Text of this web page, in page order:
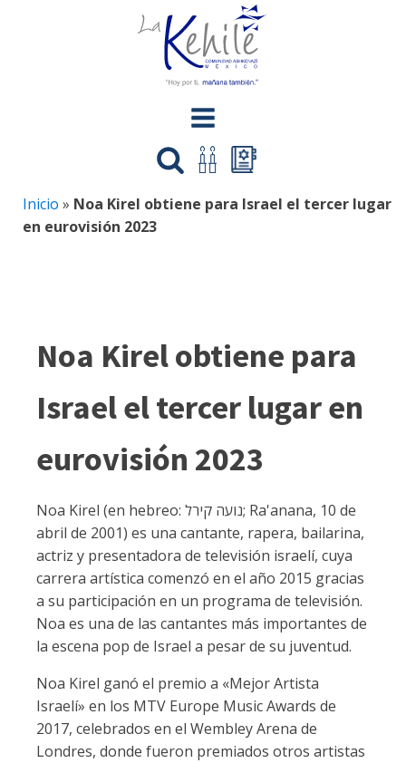
Inicio » Noa Kirel obtiene para Israel el tercer lugar
en eurovisión 2023
Noa Kirel obtiene para
Israel el tercer lugar en
eurovisión 2023
Noa Kirel (en hebreo: נועה קירל; Ra'anana, 10 de
abril de 2001) es una cantante, rapera, bailarina,
actriz y presentadora de televisión israelí, cuya
carrera artística comenzó en el año 2015 gracias
a su participación en un programa de televisión.
Noa es una de las cantantes más importantes de
la escena pop de Israel a pesar de su juventud.
Noa Kirel ganó el premio a «Mejor Artista
Israelí» en los MTV Europe Music Awards de
2017, celebrados en el Wembley Arena de
Londres, donde fueron premiados otros artistas